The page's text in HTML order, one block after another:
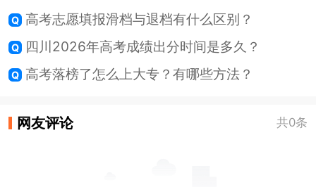
高考志愿填报滑档与退档有什么区别？
四川2026年高考成绩出分时间是多久？
高考落榜了怎么上大专？有哪些方法？
网友评论 共0条